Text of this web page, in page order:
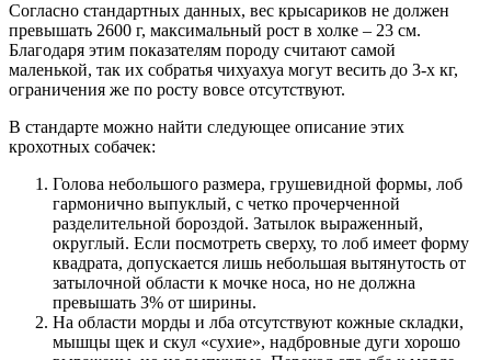
Согласно стандартных данных, вес крысариков не должен
превышать 2600 г, максимальный рост в холке – 23 см.
Благодаря этим показателям породу считают самой
маленькой, так их собратья чихуахуа могут весить до 3-х кг,
ограничения же по росту вовсе отсутствуют.
В стандарте можно найти следующее описание этих
крохотных собачек:
Голова небольшого размера, грушевидной формы, лоб
гармонично выпуклый, с четко прочерченной
разделительной бороздой. Затылок выраженный,
округлый. Если посмотреть сверху, то лоб имеет форму
квадрата, допускается лишь небольшая вытянутость от
затылочной области к мочке носа, но не должна
превышать 3% от ширины.
На области морды и лба отсутствуют кожные складки,
мышцы щек и скул «сухие», надбровные дуги хорошо